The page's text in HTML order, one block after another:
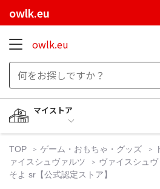
owlk.eu
owlk.eu
マイストア
TOP ゲーム・おもちゃ・グッズ
ァイスシュヴァルツ
ヴァイスシュ
そよ sr【公式認定ストア】